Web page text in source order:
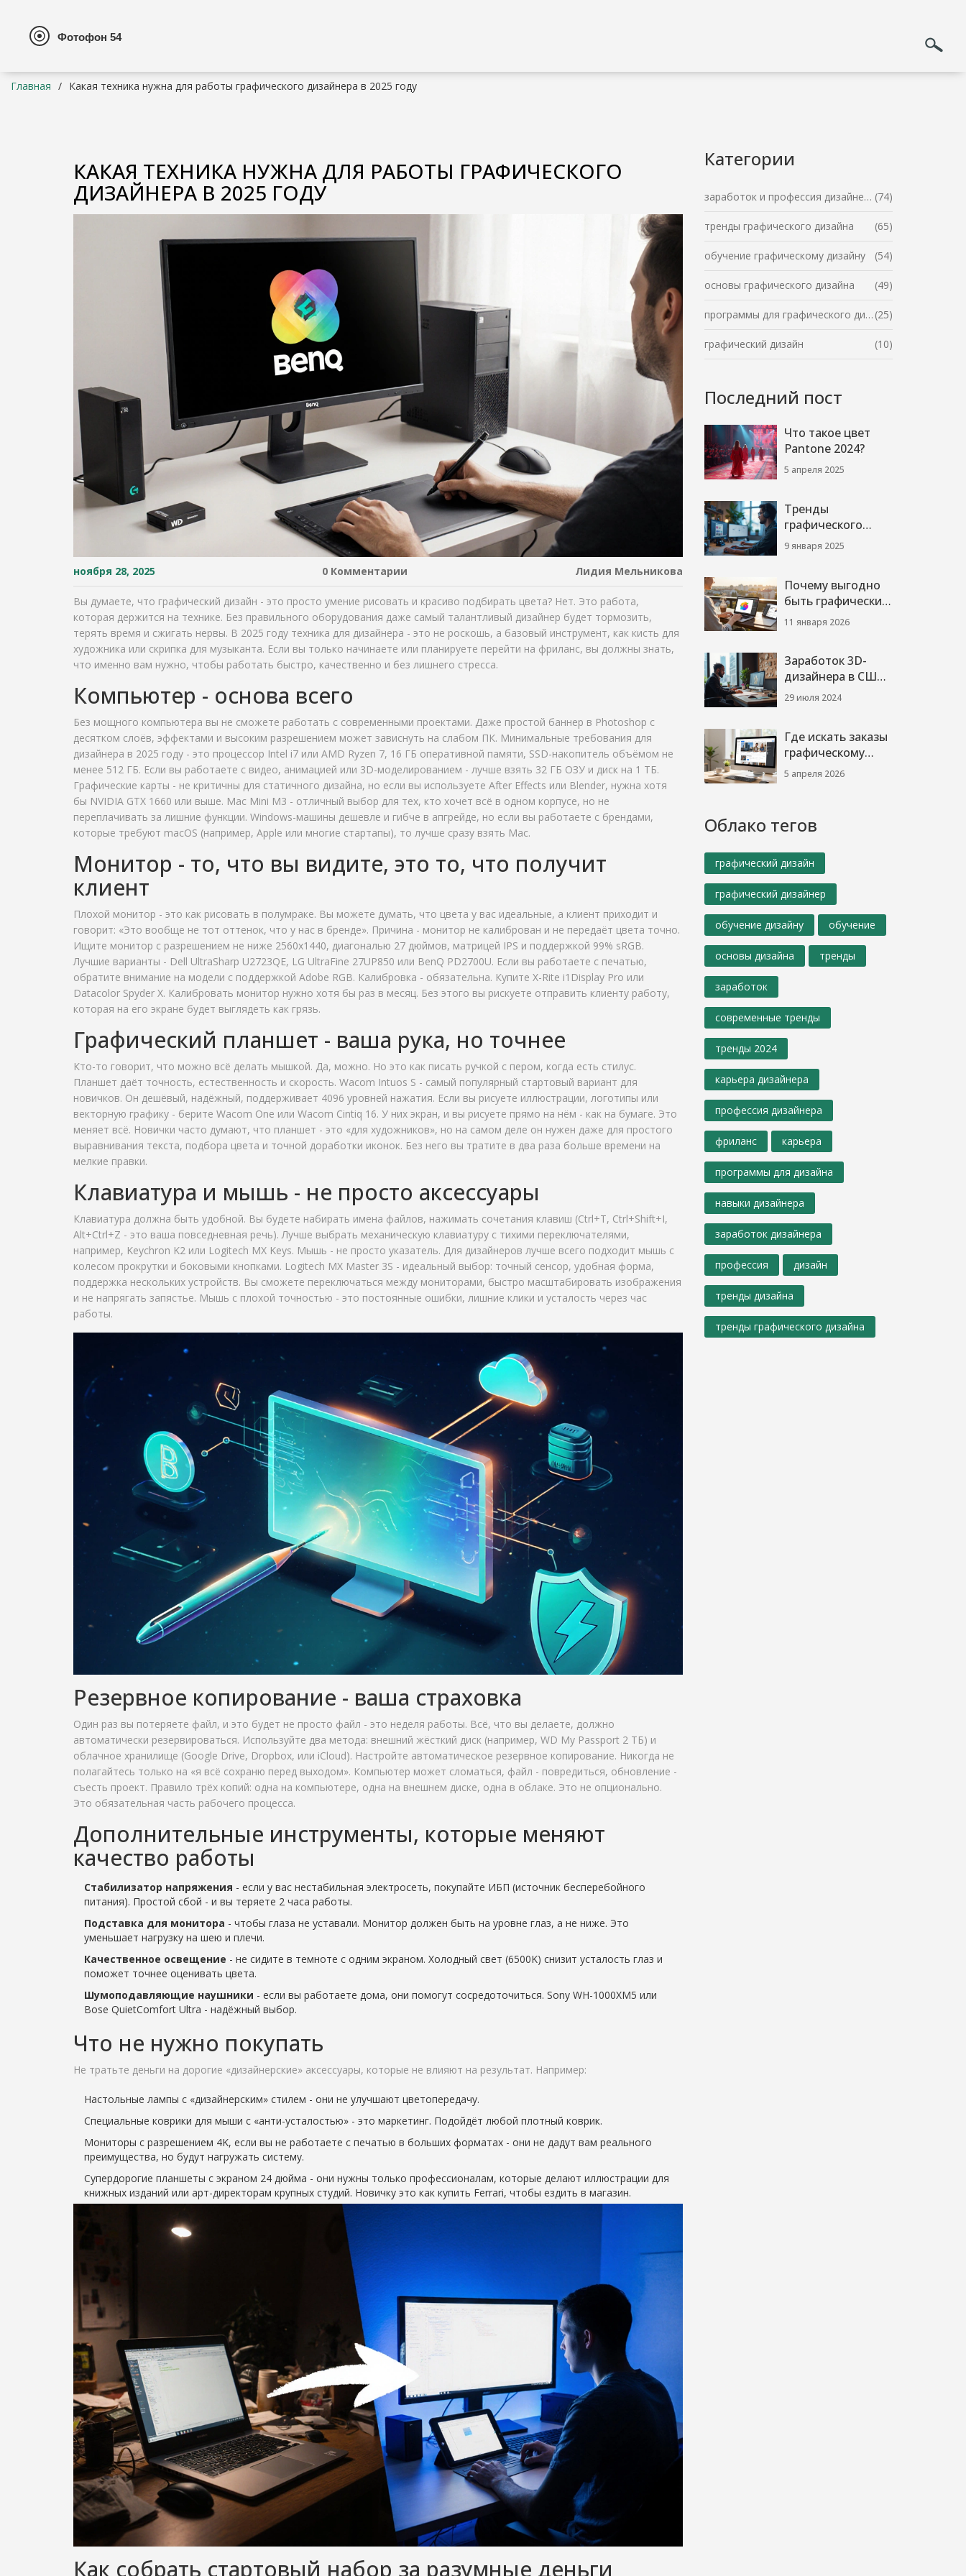
Главная Какая техника нужна для работы графического дизайнера в 2025 году
КАКАЯ ТЕХНИКА НУЖНА ДЛЯ РАБОТЫ ГРАФИЧЕСКОГО
ДИЗАЙНЕРА В 2025 ГОДУ
ноября 28, 2025 0 Комментарии Лидия Мельникова
Вы думаете, что графический дизайн - это просто умение рисовать и красиво подбирать цвета? Нет. Это работа,
которая держится на технике. Без правильного оборудования даже самый талантливый дизайнер будет тормозить,
терять время и сжигать нервы. В 2025 году техника для дизайнера - это не роскошь, а базовый инструмент, как кисть для
художника или скрипка для музыканта. Если вы только начинаете или планируете перейти на фриланс, вы должны знать,
что именно вам нужно, чтобы работать быстро, качественно и без лишнего стресса.
Компьютер - основа всего
Без мощного компьютера вы не сможете работать с современными проектами. Даже простой баннер в Photoshop с
десятком слоёв, эффектами и высоким разрешением может зависнуть на слабом ПК. Минимальные требования для
дизайнера в 2025 году - это процессор Intel i7 или AMD Ryzen 7, 16 ГБ оперативной памяти, SSD-накопитель объёмом не
менее 512 ГБ. Если вы работаете с видео, анимацией или 3D-моделированием - лучше взять 32 ГБ ОЗУ и диск на 1 ТБ.
Графические карты - не критичны для статичного дизайна, но если вы используете After Effects или Blender, нужна хотя
бы NVIDIA GTX 1660 или выше. Mac Mini M3 - отличный выбор для тех, кто хочет всё в одном корпусе, но не
переплачивать за лишние функции. Windows-машины дешевле и гибче в апгрейде, но если вы работаете с брендами,
которые требуют macOS (например, Apple или многие стартапы), то лучше сразу взять Mac.
Монитор - то, что вы видите, это то, что получит
клиент
Плохой монитор - это как рисовать в полумраке. Вы можете думать, что цвета у вас идеальные, а клиент приходит и
говорит: «Это вообще не тот оттенок, что у нас в бренде». Причина - монитор не калиброван и не передаёт цвета точно.
Ищите монитор с разрешением не ниже 2560x1440, диагональю 27 дюймов, матрицей IPS и поддержкой 99% sRGB.
Лучшие варианты - Dell UltraSharp U2723QE, LG UltraFine 27UP850 или BenQ PD2700U. Если вы работаете с печатью,
обратите внимание на модели с поддержкой Adobe RGB. Калибровка - обязательна. Купите X-Rite i1Display Pro или
Datacolor Spyder X. Калибровать монитор нужно хотя бы раз в месяц. Без этого вы рискуете отправить клиенту работу,
которая на его экране будет выглядеть как грязь.
Графический планшет - ваша рука, но точнее
Кто-то говорит, что можно всё делать мышкой. Да, можно. Но это как писать ручкой с пером, когда есть стилус.
Планшет даёт точность, естественность и скорость. Wacom Intuos S - самый популярный стартовый вариант для
новичков. Он дешёвый, надёжный, поддерживает 4096 уровней нажатия. Если вы рисуете иллюстрации, логотипы или
векторную графику - берите Wacom One или Wacom Cintiq 16. У них экран, и вы рисуете прямо на нём - как на бумаге. Это
меняет всё. Новички часто думают, что планшет - это «для художников», но на самом деле он нужен даже для простого
выравнивания текста, подбора цвета и точной доработки иконок. Без него вы тратите в два раза больше времени на
мелкие правки.
Клавиатура и мышь - не просто аксессуары
Клавиатура должна быть удобной. Вы будете набирать имена файлов, нажимать сочетания клавиш (Ctrl+T, Ctrl+Shift+I,
Alt+Ctrl+Z - это ваша повседневная речь). Лучше выбрать механическую клавиатуру с тихими переключателями,
например, Keychron K2 или Logitech MX Keys. Мышь - не просто указатель. Для дизайнеров лучше всего подходит мышь с
колесом прокрутки и боковыми кнопками. Logitech MX Master 3S - идеальный выбор: точный сенсор, удобная форма,
поддержка нескольких устройств. Вы сможете переключаться между мониторами, быстро масштабировать изображения
и не напрягать запястье. Мышь с плохой точностью - это постоянные ошибки, лишние клики и усталость через час
работы.
Резервное копирование - ваша страховка
Один раз вы потеряете файл, и это будет не просто файл - это неделя работы. Всё, что вы делаете, должно
автоматически резервироваться. Используйте два метода: внешний жёсткий диск (например, WD My Passport 2 ТБ) и
облачное хранилище (Google Drive, Dropbox, или iCloud). Настройте автоматическое резервное копирование. Никогда не
полагайтесь только на «я всё сохраню перед выходом». Компьютер может сломаться, файл - повредиться, обновление -
съесть проект. Правило трёх копий: одна на компьютере, одна на внешнем диске, одна в облаке. Это не опционально.
Это обязательная часть рабочего процесса.
Дополнительные инструменты, которые меняют
качество работы
Стабилизатор напряжения - если у вас нестабильная электросеть, покупайте ИБП (источник бесперебойного
питания). Простой сбой - и вы теряете 2 часа работы.
Подставка для монитора - чтобы глаза не уставали. Монитор должен быть на уровне глаз, а не ниже. Это
уменьшает нагрузку на шею и плечи.
Качественное освещение - не сидите в темноте с одним экраном. Холодный свет (6500K) снизит усталость глаз и
поможет точнее оценивать цвета.
Шумоподавляющие наушники - если вы работаете дома, они помогут сосредоточиться. Sony WH-1000XM5 или
Bose QuietComfort Ultra - надёжный выбор.
Что не нужно покупать
Не тратьте деньги на дорогие «дизайнерские» аксессуары, которые не влияют на результат. Например:
Настольные лампы с «дизайнерским» стилем - они не улучшают цветопередачу.
Специальные коврики для мыши с «анти-усталостью» - это маркетинг. Подойдёт любой плотный коврик.
Мониторы с разрешением 4K, если вы не работаете с печатью в больших форматах - они не дадут вам реального
преимущества, но будут нагружать систему.
Супердорогие планшеты с экраном 24 дюйма - они нужны только профессионалам, которые делают иллюстрации для
книжных изданий или арт-директорам крупных студий. Новичку это как купить Ferrari, чтобы ездить в магазин.
Как собрать стартовый набор за разумные деньги
Категории
заработок и профессия дизайнера (74)
тренды графического дизайна (65)
обучение графическому дизайну (54)
основы графического дизайна (49)
программы для графического дизайна (25)
графический дизайн (10)
Последний пост
Что такое цвет
Pantone 2024?
5 апреля 2025
Тренды
графического
дизайна 2024:
инновации и
9 января 2025
Почему выгодно
быть графическим
дизайнером в 2026
11 января 2026
Заработок 3D-
дизайнера в США:
анализ и
29 июля 2024
Где искать заказы
графическому
дизайнеру:
проверенные
5 апреля 2026
Облако тегов
графический дизайн
графический дизайнер
обучение дизайну обучение
основы дизайна тренды
заработок
современные тренды
тренды 2024
карьера дизайнера
профессия дизайнера
фриланс карьера
программы для дизайна
навыки дизайнера
заработок дизайнера
профессия дизайн
тренды дизайна
тренды графического дизайна